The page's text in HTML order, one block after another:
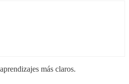
más claros.